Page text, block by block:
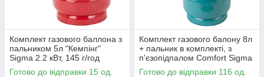
Комплект газового баллона з
пальником 5л "Кемпінг"
Sigma 2.2 кВт, 145 г/год
(2903211)
Готово до відправки 15 од.
Комплект газового балону 8л
+ пальник в комплекті, з
п'єзопідпалом Comfort Sigma
2.2 кВт, 145 г/год (2903121)
Готово до відправки 116 од.